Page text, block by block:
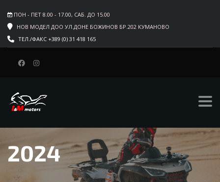
ПОН - ПЕТ 8.00 - 17.00, САБ. ДО 15.00
НОВ МОДЕЛ ДОО УЛ.ДОНЕ БОЖИНОВ БР.202 КУМАНОВО
ТЕЛ./ФАКС +389 (0) 31 418 165
2024